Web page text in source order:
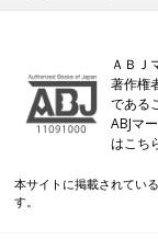
ＡＢＪ
著作権
である
ABJマ
はこ
本サイトに掲載されてい
す。